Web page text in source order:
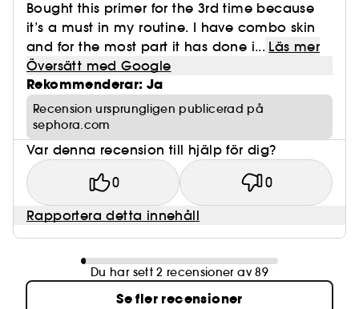
Bought this primer for the 3rd time because
it’s a must in my routine. I have combo skin
and for the most part it has done i... Läs mer
Översätt med Google
Rekommenderar: Ja
Recension ursprungligen publicerad på
sephora.com
Var denna recension till hjälp för dig?
0 0
Rapportera detta innehåll
Du har sett 2 recensioner av 89
Se fler recensioner